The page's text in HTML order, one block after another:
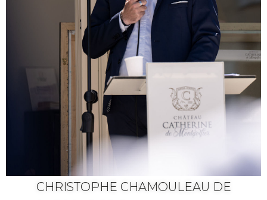
CHRISTOPHE CHAMOULEAU DE